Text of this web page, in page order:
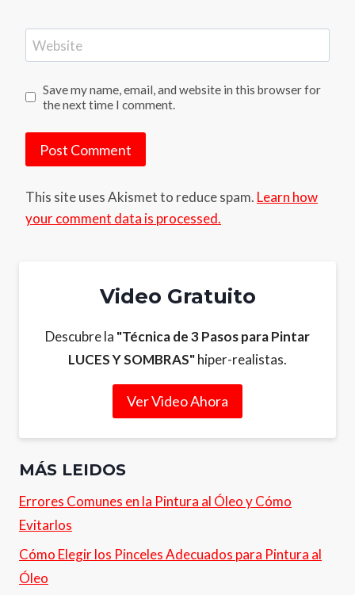
Website
Save my name, email, and website in this browser for
the next time I comment.
This site uses Akismet to reduce spam. Learn how
your comment data is processed.
Video Gratuito
Descubre la "Técnica de 3 Pasos para Pintar
LUCES Y SOMBRAS"hiper-realistas.
Ver Video Ahora
MÁS LEIDOS
Errores Comunes en la Pintura al Óleo y Cómo
Evitarlos
Cómo Elegir los Pinceles Adecuados para Pintura al
Óleo